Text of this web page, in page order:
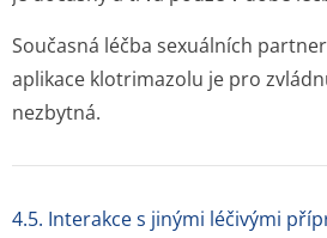
Současná léčba sexuálních
aplikace klotrimazolu je pro
nezbytná.
4.5. Interakce s jinými léčivými